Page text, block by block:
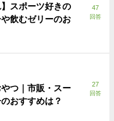
】スポーツ好きの
飲むゼリーのお
47
回答
つ｜市販・スー
おすすめは？
27
回答